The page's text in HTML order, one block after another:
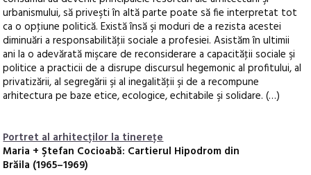
urbanismului, să priveşti în altă parte poate să fie interpretat tot
ca o opţiune politică. Există însă şi moduri de a rezista acestei
diminuări a responsabilităţii sociale a profesiei. Asistăm în ultimii
ani la o adevărată mişcare de reconsiderare a capacităţii sociale şi
politice a practicii de a disrupe discursul hegemonic al profitului, al
privatizării, al segregării şi al inegalităţii şi de a recompune
arhitectura pe baze etice, ecologice, echitabile şi solidare. (…)
Portret al arhitecţilor la tinereţe
Maria + Ştefan Cocioabă: Cartierul Hipodrom din
Brăila (1965–1969)